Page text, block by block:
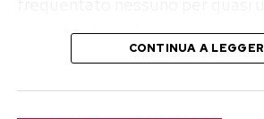
escludendo anche rapporti
disintossicarmi del tutto ed
CONTINUA A